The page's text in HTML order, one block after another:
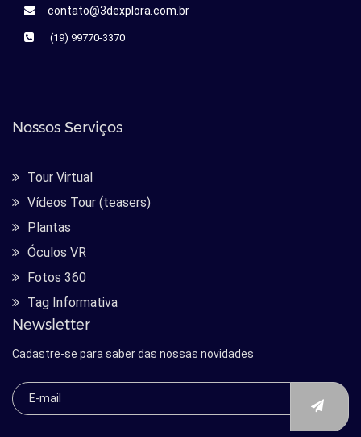
contato@3dexplora.com.br
(19) 99770-3370
Nossos Serviços
Tour Virtual
Vídeos Tour (teasers)
Plantas
Óculos VR
Fotos 360
Tag Informativa
Newsletter
Cadastre-se para saber das nossas novidades